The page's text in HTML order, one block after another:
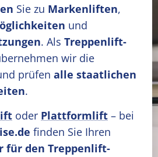
Sie zu Markenliften,
und
. Als Treppenlift-
wir die
prüfen alle staatlichen
.
oder Plattformlift – bei
finden Sie Ihren
für den Treppenlift-